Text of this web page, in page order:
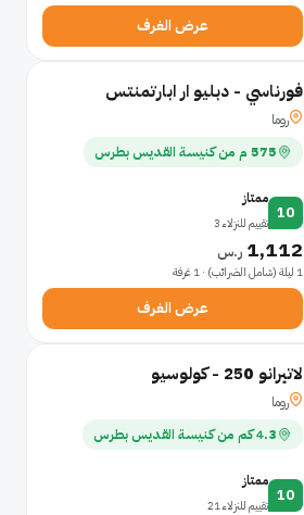
عرض الغرف
فورناسي - دبليو ار ابارتمنتس
روما
575 م من كنيسة القديس بطرس
10
ممتاز
تقييم للنزلاء 3
1,112 ر.س
1 ليلة (شامل الضرائب) · 1 غرفة
عرض الغرف
لاتيرانو 250 - كولوسيو
روما
4.3 كم من كنيسة القديس بطرس
10
ممتاز
تقييم للنزلاء 21